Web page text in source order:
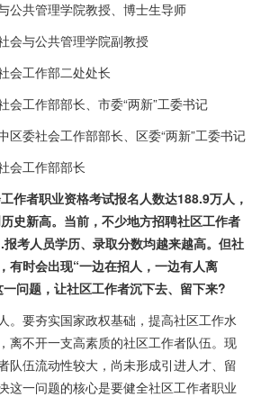
共管理学院教授、博士生导师
与公共管理学院副教授
工作部二处处长
工作部部长、市委“两新”工委书记
委社会工作部部长、区委“两新”工委书记
会工作部部长
作者职业资格考试报名人数达188.9万人，
史新高。当前，不少地方招聘社区工作者
考人员学历、录取分数均越来越高。但社
有时会出现“一边在招人，一边有人离
问题，让社区工作者沉下去、留下来?
。要夯实国家政权基础，提高社区工作水
离不开一支高素质的社区工作者队伍。现
队伍流动性较大，尚未形成引进人才、留
这一问题的核心是要健全社区工作者职业